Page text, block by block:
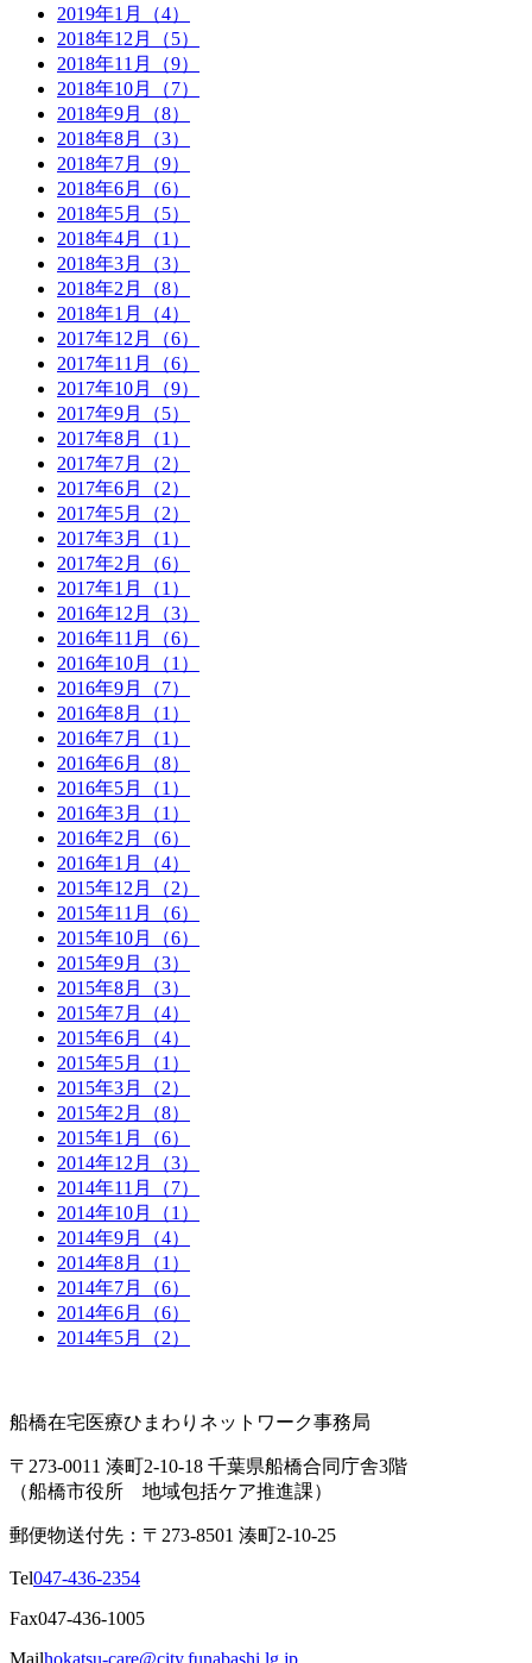
2019年1月（4）
2018年12月（5）
2018年11月（9）
2018年10月（7）
2018年9月（8）
2018年8月（3）
2018年7月（9）
2018年6月（6）
2018年5月（5）
2018年4月（1）
2018年3月（3）
2018年2月（8）
2018年1月（4）
2017年12月（6）
2017年11月（6）
2017年10月（9）
2017年9月（5）
2017年8月（1）
2017年7月（2）
2017年6月（2）
2017年5月（2）
2017年3月（1）
2017年2月（6）
2017年1月（1）
2016年12月（3）
2016年11月（6）
2016年10月（1）
2016年9月（7）
2016年8月（1）
2016年7月（1）
2016年6月（8）
2016年5月（1）
2016年3月（1）
2016年2月（6）
2016年1月（4）
2015年12月（2）
2015年11月（6）
2015年10月（6）
2015年9月（3）
2015年8月（3）
2015年7月（4）
2015年6月（4）
2015年5月（1）
2015年3月（2）
2015年2月（8）
2015年1月（6）
2014年12月（3）
2014年11月（7）
2014年10月（1）
2014年9月（4）
2014年8月（1）
2014年7月（6）
2014年6月（6）
2014年5月（2）
船橋在宅医療ひまわりネットワーク事務局
〒273-0011 湊町2-10-18 千葉県船橋合同庁舎3階
（船橋市役所 地域包括ケア推進課）
郵便物送付先：〒273-8501 湊町2-10-25
Tel047-436-2354
Fax047-436-1005
Mailhokatsu-care@city.funabashi.lg.jp